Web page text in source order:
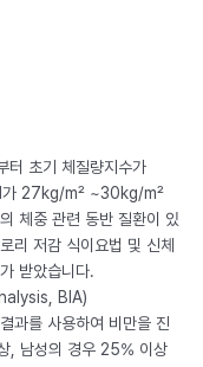
터 초기 체질량지수가
가 27kg/m² ~30kg/m²
체중 관련 동반 질환이 있
리 저감 식이요법 및 신체
받았습니다.
BIA)
과를 사용하여 비만을 진
, 남성의 경우 25% 이상